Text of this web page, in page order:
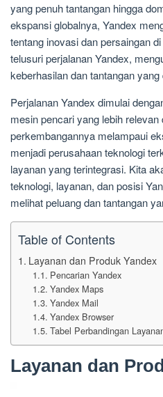
yang penuh tantangan hingga
ekspansi globalnya, Yandex
tentang inovasi dan persaingan
telusuri perjalanan Yandex,
keberhasilan dan tantangan yang
Perjalanan Yandex dimulai
mesin pencari yang lebih
perkembangannya melampaui
menjadi perusahaan teknologi
layanan yang terintegrasi. Kita
teknologi, layanan, dan posisi
melihat peluang dan tantangan
Table of Contents
Layanan dan Produk Yandex
Pencarian Yandex
Yandex Maps
Yandex Mail
Yandex Browser
Tabel Perbandingan
Layanan dan